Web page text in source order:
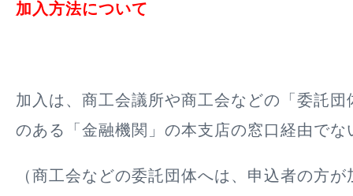
加入方法について
加入は、商工会議所や商工会などの「委託団
のある「金融機関」の本支店の窓口経由でな
（商工会などの委託団体へは、申込者の方